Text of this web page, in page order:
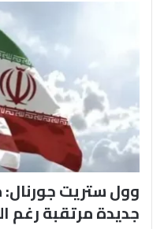
وول ستريت جورنال:
جديدة مرتقبة رغم